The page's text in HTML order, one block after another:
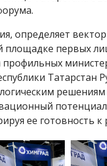
определяет
площадке первых
ее готовность